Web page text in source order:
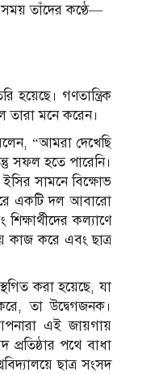
সময় তাঁদের কণ্ঠে—
হয়েছে। গণতান্ত্রিক
তারা মনে করেন।
“আমরা দেখেছি
সফল হতে পারেনি।
ইসির সামনে বিক্ষোভ
একটি দল আবারো
কল্যাণে
কাজ করে এবং ছাত্র
করা হয়েছে, যা
তা উদ্বেগজনক।
এই জায়গায়
পথে বাধা
ছাত্র সংসদ